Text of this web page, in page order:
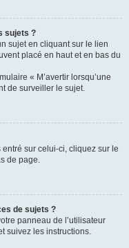
sujets ?
sujet en cliquant sur le lien
placé en haut et en bas du
« M’avertir lorsqu’une
de surveiller le sujet.
sur celui-ci, cliquez sur le
de page.
de sujets ?
panneau de l’utilisateur
suivez les instructions.